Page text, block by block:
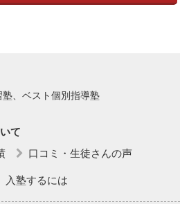
、ベスト個別指導塾
て
口コミ・生徒さんの声
入塾するには